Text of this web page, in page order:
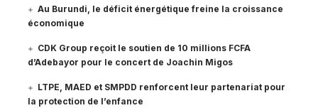
Au Burundi, le déficit énergétique freine la croissance
économique
CDK Group reçoit le soutien de 10 millions FCFA
d’Adebayor pour le concert de Joachin Migos
LTPE, MAED et SMPDD renforcent leur partenariat pour
la protection de l’enfance